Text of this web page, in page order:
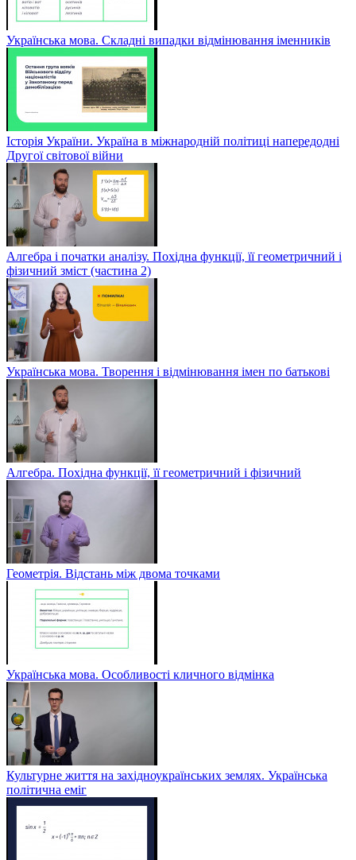
Українська мова. Складні випадки відмінювання іменників
Історія України. Україна в міжнародній політиці напередодні
Другої світової війни
Алгебра і початки аналізу. Похідна функції, її геометричний і
фізичний зміст (частина 2)
Українська мова. Творення і відмінювання імен по батькові
Алгебра. Похідна функції, її геометричний і фізичний
Геометрія. Відстань між двома точками
Українська мова. Особливості кличного відмінка
Культурне життя на західноукраїнських землях. Українська
політична еміг